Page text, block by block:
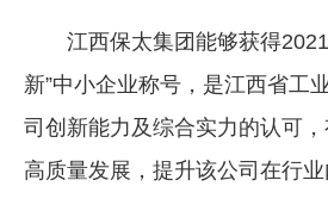
江西保太集团能够获得
新”中小企业称号，是江西省工
司创新能力及综合实力的认可
高质量发展，提升该公司在行业